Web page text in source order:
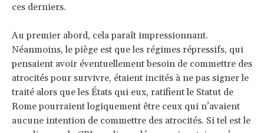
ces derniers.
Au premier abord, cela paraît impressionnant.
Néanmoins, le piège est que les régimes répressifs, qui
pensaient avoir éventuellement besoin de commettre des
atrocités pour survivre, étaient incités à ne pas signer le
traité alors que les États qui eux, ratifient le Statut de
Rome pourraient logiquement être ceux qui n’avaient
aucune intention de commettre des atrocités. Si tel est le